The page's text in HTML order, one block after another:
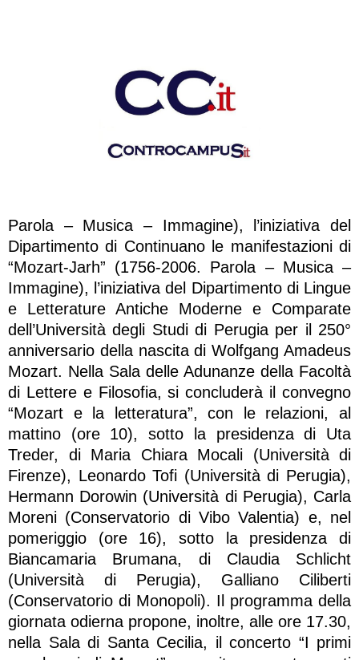
Parola – Musica – Immagine), l’iniziativa del
Dipartimento di Continuano le manifestazioni di
“Mozart-Jarh” (1756-2006. Parola – Musica –
Immagine), l’iniziativa del Dipartimento di Lingue
e Letterature Antiche Moderne e Comparate
dell’Università degli Studi di Perugia per il 250°
anniversario della nascita di Wolfgang Amadeus
Mozart. Nella Sala delle Adunanze della Facoltà
di Lettere e Filosofia, si concluderà il convegno
“Mozart e la letteratura”, con le relazioni, al
mattino (ore 10), sotto la presidenza di Uta
Treder, di Maria Chiara Mocali (Università di
Firenze), Leonardo Tofi (Università di Perugia),
Hermann Dorowin (Università di Perugia), Carla
Moreni (Conservatorio di Vibo Valentia) e, nel
pomeriggio (ore 16), sotto la presidenza di
Biancamaria Brumana, di Claudia Schlicht
(Università di Perugia), Galliano Ciliberti
(Conservatorio di Monopoli). Il programma della
giornata odierna propone, inoltre, alle ore 17.30,
nella Sala di Santa Cecilia, il concerto “I primi